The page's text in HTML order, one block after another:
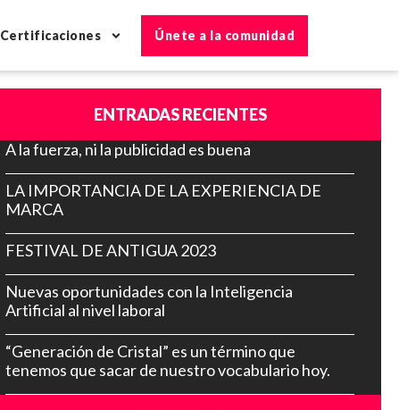
Certificaciones Únete a la comunidad
ENTRADAS RECIENTES
A la fuerza, ni la publicidad es buena
LA IMPORTANCIA DE LA EXPERIENCIA DE
MARCA
FESTIVAL DE ANTIGUA 2023
Nuevas oportunidades con la Inteligencia
Artificial al nivel laboral
“Generación de Cristal” es un término que
tenemos que sacar de nuestro vocabulario hoy.